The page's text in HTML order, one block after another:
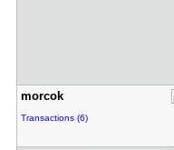
morcok
Transactions (6)